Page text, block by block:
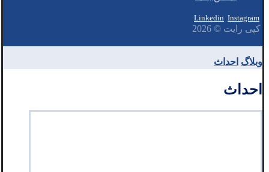
Linkedin Instagram
کپی رایت © 2026
وبلاگ احداث
احداث